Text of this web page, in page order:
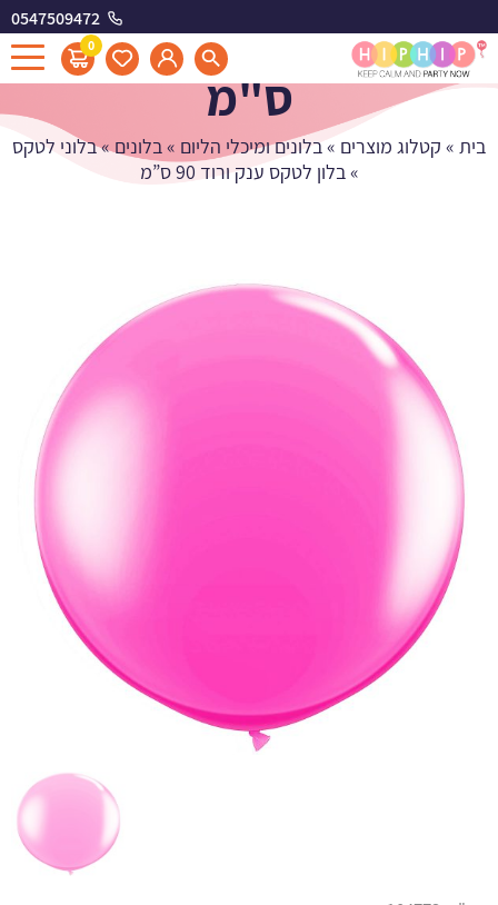
0547509472
0 בלון לטקס ענק ורוד 90
ס"מ
בית » קטלוג מוצרים »בלונים ומיכלי הליום »בלונים»בלוני לטקס
»בלון לטקס ענק ורוד 90 ס”מ